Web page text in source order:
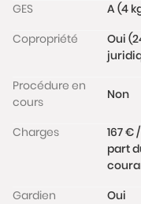
GES
A (4
Copropriété
Oui
Procédure en
cours
Non
Charges
167 €
part
Gardien
Oui